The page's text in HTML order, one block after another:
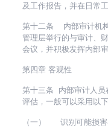
及工作报告，并在日常
第十二条 内部审计机
管理层举行的与审计、
会议，并积极发挥内部审
第四章 客观性
第十三条 内部审计人员
评估，一般可以采用以下
（一） 识别可能损害